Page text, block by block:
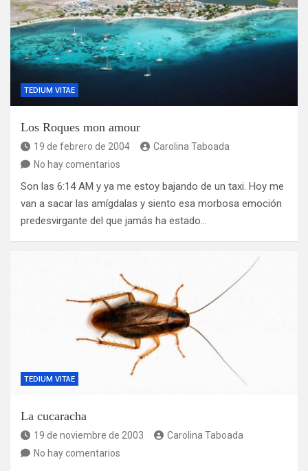
TEDIUM VITAE
Los Roques mon amour
19 de febrero de 2004
Carolina Taboada
No hay comentarios
Son las 6:14 AM y ya me estoy bajando de un taxi. Hoy me
van a sacar las amígdalas y siento esa morbosa emoción
predesvirgante del que jamás ha estado…
TEDIUM VITAE
La cucaracha
19 de noviembre de 2003
Carolina Taboada
No hay comentarios